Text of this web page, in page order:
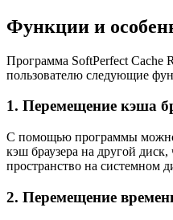
Функции и
Программа SoftPerfect Cache
пользователю следующие
1. Перемещение кэша
С помощью программы можно
кэш браузера на другой
пространство на системном
2. Перемещение